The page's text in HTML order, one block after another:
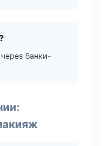
банки-